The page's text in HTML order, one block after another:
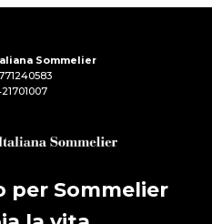
Sommelier
per Sommelier